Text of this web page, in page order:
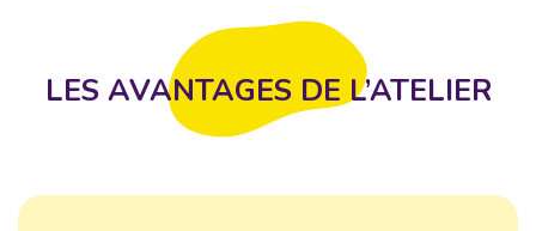
LES AVANTAGES DE L’ATELIER